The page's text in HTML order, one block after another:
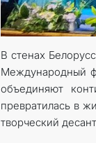
В стенах
Международный
объединяют
превратилась в
творческий